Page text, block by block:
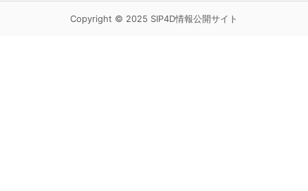
Copyright © 2025 SIP4D情報公開サイト